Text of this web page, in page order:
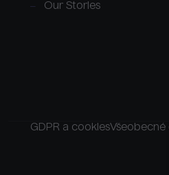
Our Stories
GDPR a cookiesVšeobecné